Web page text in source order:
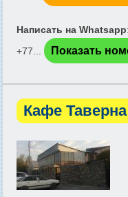
Написать на Whatsapp:
+77...
Показать
Кафе Таверна